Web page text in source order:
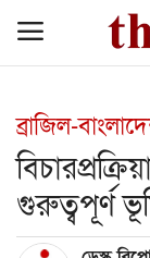
হোম
জাতীয়
ব্রাজিল-
গুরুত্বপূর্ণ